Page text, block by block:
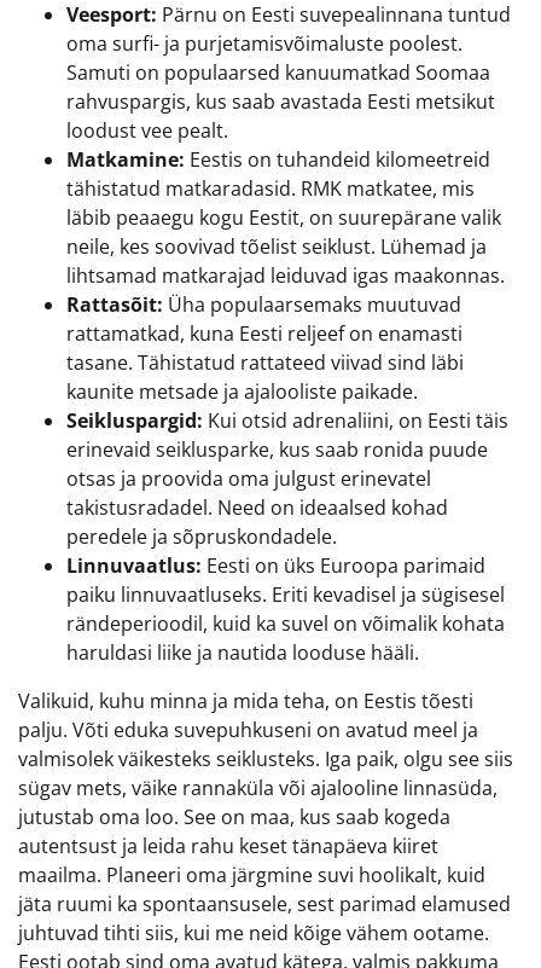
Veesport: Pärnu on Eesti suvepealinnana tuntud
oma surfi- ja purjetamisvõimaluste poolest.
Samuti on populaarsed kanuumatkad Soomaa
rahvuspargis, kus saab avastada Eesti metsikut
loodust vee pealt.
Matkamine: Eestis on tuhandeid kilomeetreid
tähistatud matkaradasid. RMK matkatee, mis
läbib peaaegu kogu Eestit, on suurepärane valik
neile, kes soovivad tõelist seiklust. Lühemad ja
lihtsamad matkarajad leiduvad igas maakonnas.
Rattasõit: Üha populaarsemaks muutuvad
rattamatkad, kuna Eesti reljeef on enamasti
tasane. Tähistatud rattateed viivad sind läbi
kaunite metsade ja ajalooliste paikade.
Seikluspargid: Kui otsid adrenaliini, on Eesti täis
erinevaid seiklusparke, kus saab ronida puude
otsas ja proovida oma julgust erinevatel
takistusradadel. Need on ideaalsed kohad
peredele ja sõpruskondadele.
Linnuvaatlus: Eesti on üks Euroopa parimaid
paiku linnuvaatluseks. Eriti kevadisel ja sügisesel
rändeperioodil, kuid ka suvel on võimalik kohata
haruldasi liike ja nautida looduse hääli.
Valikuid, kuhu minna ja mida teha, on Eestis tõesti
palju. Võti eduka suvepuhkuseni on avatud meel ja
valmisolek väikesteks seiklusteks. Iga paik, olgu see siis
sügav mets, väike rannaküla või ajalooline linnasüda,
jutustab oma loo. See on maa, kus saab kogeda
autentsust ja leida rahu keset tänapäeva kiiret
maailma. Planeeri oma järgmine suvi hoolikalt, kuid
jäta ruumi ka spontaansusele, sest parimad elamused
juhtuvad tihti siis, kui me neid kõige vähem ootame.
Eesti ootab sind oma avatud kätega, valmis pakkuma